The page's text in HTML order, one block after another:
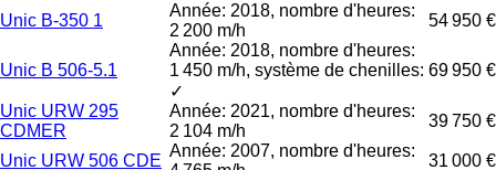
Unic B-350 1
Année: 2018, nombre d'heures:
2 200 m/h
54 950 €
Unic B 506-5.1
Année: 2018, nombre d'heures:
1 450 m/h, système de chenilles:
✓
69 950 €
Unic URW 295
CDMER
Année: 2021, nombre d'heures:
2 104 m/h
39 750 €
Unic URW 506 CDE
Année: 2007, nombre d'heures:
31 000 €